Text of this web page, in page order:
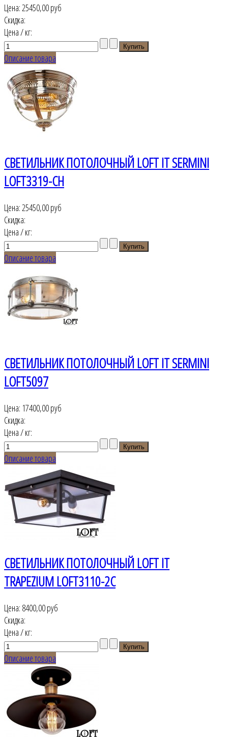
Цена: 25450,00 руб
Скидка:
Цена / кг:
Описание товара
СВЕТИЛЬНИК ПОТОЛОЧНЫЙ LOFT IT SERMINI
LOFT3319-CH
Цена:25450,00 руб
Скидка:
Цена / кг:
Описание товара
СВЕТИЛЬНИК ПОТОЛОЧНЫЙ LOFT IT SERMINI
LOFT5097
Цена: 17400,00 руб
Скидка:
Цена / кг:
Описание товара
СВЕТИЛЬНИК ПОТОЛОЧНЫЙ LOFT IT
TRAPEZIUM LOFT3110-2C
Цена: 8400,00 руб
Скидка:
Цена / кг:
Описание товара